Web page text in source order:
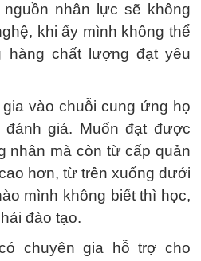
nhân lực sẽ không
khi ấy mình không thể
hàng chất lượng đạt yêu
vào chuỗi cung ứng họ
giá. Muốn đạt được
nhân mà còn từ cấp quản
hơn, từ trên xuống dưới
mình không biết thì học,
đào tạo.
chuyên gia hỗ trợ cho